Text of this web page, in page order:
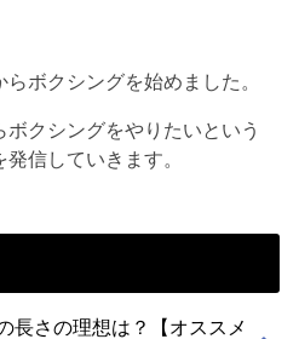
ボクシングを始めました。
クシングをやりたいという
信していきます。
長さの理想は？【オススメ